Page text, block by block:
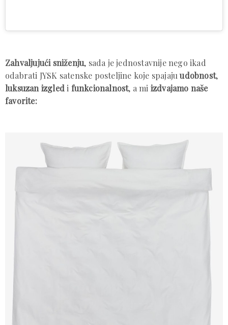
Zahvaljujući sniženju, sada je jednostavnije nego ikad
odabrati JYSK satenske posteljine koje spajajuudobnost,
luksuzan izgled i funkcionalnost, a mi izdvajamo naše
favorite: